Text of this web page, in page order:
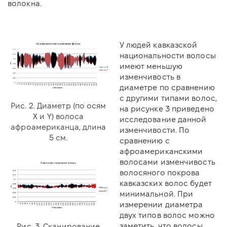
волокна.
Рис. 2. Диаметр (по осям
X и Y) волоса
афроамериканца, длина
5 см.
У людей кавказской
национальности волосы
имеют меньшую
изменчивость в
диаметре по сравнению
с другими типами волос,
на рисунке 3 приведено
исследование данной
изменчивости. По
сравнению с
афроамериканскими
волосами изменчивость
волосяного покрова
кавказских волос будет
минимальной. При
измерении диаметра
двух типов волос можно